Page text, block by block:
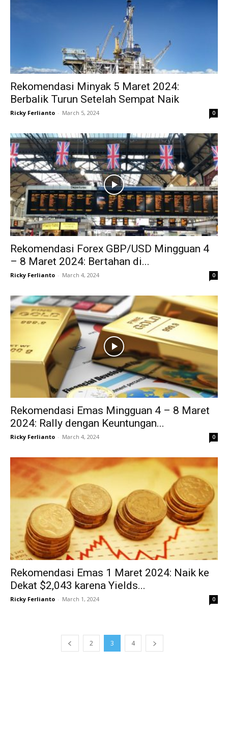
Rekomendasi Minyak 5 Maret 2024:
Berbalik Turun Setelah Sempat Naik
Ricky Ferlianto - March 5, 2024 0
Rekomendasi Forex GBP/USD Mingguan 4
– 8 Maret 2024: Bertahan di...
Ricky Ferlianto - March 4, 2024 0
Rekomendasi Emas Mingguan 4 – 8 Maret
2024: Rally dengan Keuntungan...
Ricky Ferlianto - March 4, 2024 0
Rekomendasi Emas 1 Maret 2024: Naik ke
Dekat $2,043 karena Yields...
Ricky Ferlianto - March 1, 2024 0
2 3 4